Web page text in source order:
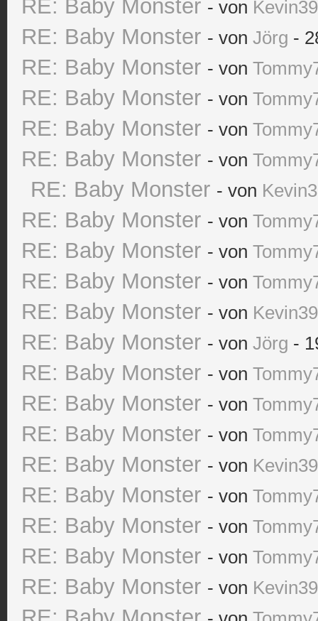
RE: Baby Monster - von
RE: Baby Monster - von Jörg -
RE: Baby Monster - von
RE: Baby Monster - von
RE: Baby Monster - von
RE: Baby Monster - von
RE: Baby Monster - von
RE: Baby Monster - von
RE: Baby Monster - von
RE: Baby Monster - von
RE: Baby Monster - von
RE: Baby Monster - von Jörg -
RE: Baby Monster - von
RE: Baby Monster - von
RE: Baby Monster - von
RE: Baby Monster - von
RE: Baby Monster - von
RE: Baby Monster - von
RE: Baby Monster - von
RE: Baby Monster - von